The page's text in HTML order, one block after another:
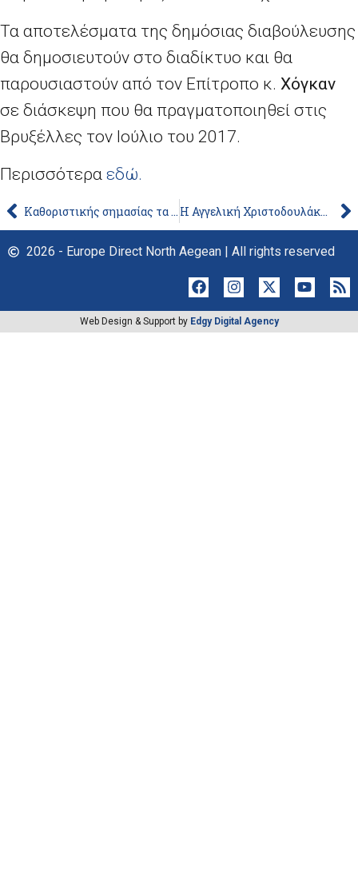
Τα αποτελέσματα της δημόσιας διαβούλευσης
θα δημοσιευτούν στο διαδίκτυο και θα
παρουσιαστούν από τον Επίτροπο κ. Χόγκαν
σε διάσκεψη που θα πραγματοποιηθεί στις
Βρυξέλλες τον Ιούλιο του 2017.
Περισσότερα εδώ.
Καθοριστικής σημασίας τα δικαιώματα & η χειραφέτηση των γυναικών Η Αγγελική Χριστοδουλάκη είναι η Ελληνίδα νικήτρια του διαγωνισμού Juvenes Translatores
2026 - Europe Direct North Aegean | All rights reserved
Web Design & Support by Edgy Digital Agency